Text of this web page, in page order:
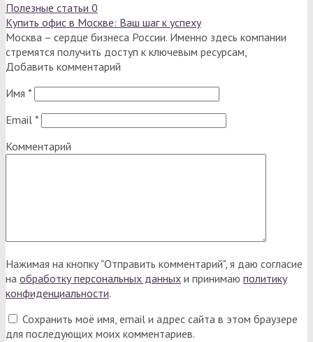
Полезные статьи 0
Купить офис в Москве: Ваш шаг к успеху
Москва – сердце бизнеса России. Именно здесь компании
стремятся получить доступ к ключевым ресурсам,
Добавить комментарий
Имя *
Email *
Комментарий
Нажимая на кнопку "Отправить комментарий", я даю согласие
на обработку персональных данных и принимаю политику
конфиденциальности.
Сохранить моё имя, email и адрес сайта в этом браузере
для последующих моих комментариев.